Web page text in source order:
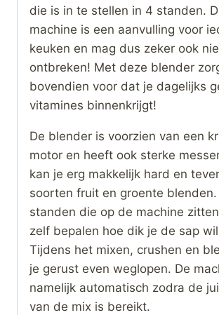
die is in te stellen in 4 standen.
machine is een aanvulling voor
keuken en mag dus zeker ook
ontbreken! Met deze blender
bovendien voor dat je dagelijks
vitamines binnenkrijgt!
De blender is voorzien van een
motor en heeft ook sterke
kan je erg makkelijk hard en
soorten fruit en groente
standen die op de machine
zelf bepalen hoe dik je de sap
Tijdens het mixen, crushen en
je gerust even weglopen. De
namelijk automatisch zodra de
van de mix is bereikt.